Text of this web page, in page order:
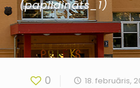
(papildināts_1)
0 18. februāris,